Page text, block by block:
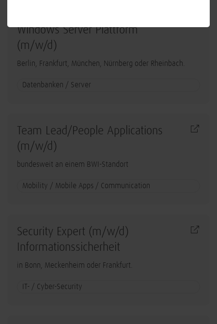
Windows Server Plattform
(m/w/d)
Berlin, Frankfurt, München, Nürnberg oder Rheinbach.
Datenbanken / Server
Team Lead/People Applications
(m/w/d)
bundesweit an einem BWI-Standort
Mobility / Mobile Apps / Communication
Security Expert (m/w/d)
Informationssicherheit
in Bonn, Meckenheim oder Frankfurt.
IT- / Cyber-Security